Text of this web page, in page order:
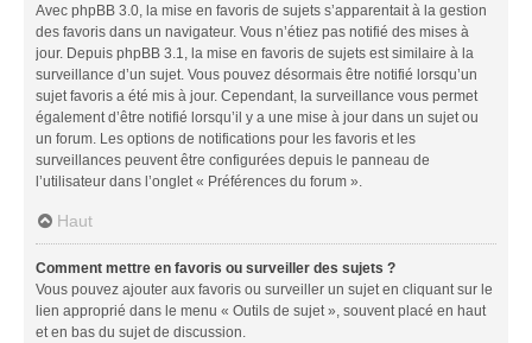
Avec phpBB 3.0, la mise en favoris de sujets s’apparentait à la gestion
des favoris dans un navigateur. Vous n’étiez pas notifié des mises à
jour. Depuis phpBB 3.1, la mise en favoris de sujets est similaire à la
surveillance d’un sujet. Vous pouvez désormais être notifié lorsqu’un
sujet favoris a été mis à jour. Cependant, la surveillance vous permet
également d’être notifié lorsqu’il y a une mise à jour dans un sujet ou
un forum. Les options de notifications pour les favoris et les
surveillances peuvent être configurées depuis le panneau de
l’utilisateur dans l’onglet « Préférences du forum ».
Haut
Comment mettre en favoris ou surveiller des sujets ?
Vous pouvez ajouter aux favoris ou surveiller un sujet en cliquant sur le
lien approprié dans le menu « Outils de sujet », souvent placé en haut
et en bas du sujet de discussion.